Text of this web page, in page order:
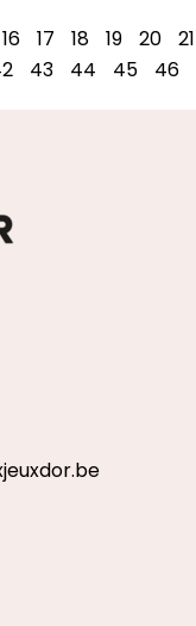
16 17 18 19 20 21
43 44 45 46